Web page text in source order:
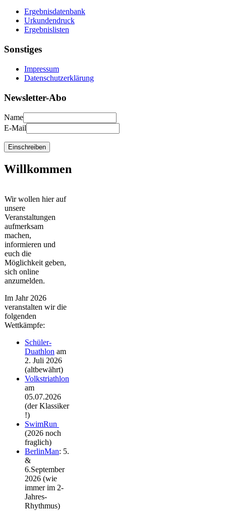
Ergebnisdatenbank
Urkundendruck
Ergebnislisten
Sonstiges
Impressum
Datenschutzerklärung
Newsletter-Abo
Name
E-Mail
Willkommen
Wir wollen hier auf
unsere
Veranstaltungen
aufmerksam
machen,
informieren und
euch die
Möglichkeit geben,
sich online
anzumelden.
Im Jahr 2026
veranstalten wir die
folgenden
Wettkämpfe:
Schüler-
Duathlon am
2. Juli 2026
(altbewährt)
Volkstriathlon
am
05.07.2026
(der Klassiker
!)
SwimRun
(2026 noch
fraglich)
BerlinMan: 5.
&
6.September
2026 (wie
immer im 2-
Jahres-
Rhythmus)